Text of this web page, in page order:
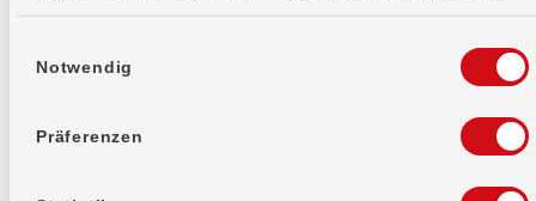
Notwendig
Präferenzen
Kontaktformular